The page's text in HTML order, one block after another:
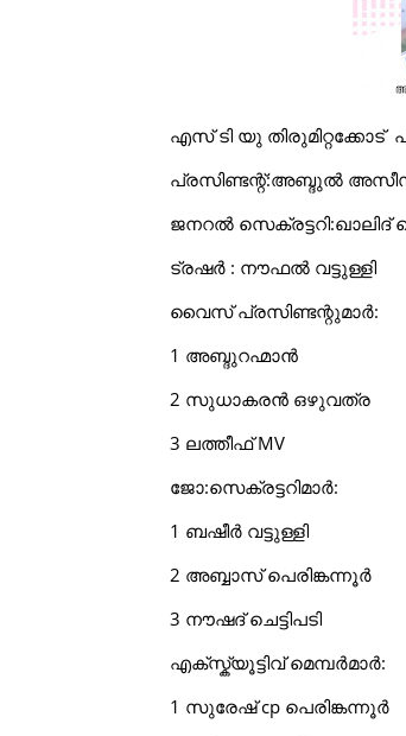
എസ് ടി യു തിരുമിറ്റക്കോട്
പ്രസിണ്ടന്റ്:അബ്ദുൽ അസീസ്
ജനറൽ സെക്രട്ടറി:ഖാലിദ്
ട്രഷർ : നൗഫൽ വട്ടുള്ളി
വൈസ് പ്രസിണ്ടന്റുമാർ:
1 അബ്ദുറഹ്മാൻ
2 സുധാകരൻ ഒഴുവത്ര
3 ലത്തീഫ് MV
ജോ:സെക്രട്ടറിമാർ:
1 ബഷീർ വട്ടുള്ളി
2 അബ്ബാസ് പെരിങ്കന്നൂർ
3 നൗഷദ് ചെട്ടിപടി
എക്സ്ക്യൂട്ടിവ് മെമ്പർമാർ:
1 സുരേഷ് cp പെരിങ്കന്നൂർ